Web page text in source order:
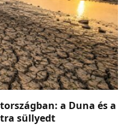
a Duna és a
süllyedt